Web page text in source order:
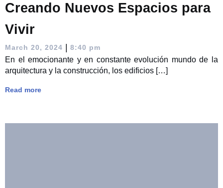
Creando Nuevos Espacios para
Vivir
March 20, 2024 8:40 pm
En el emocionante y en constante evolución mundo de la
arquitectura y la construcción, los edificios […]
Read more